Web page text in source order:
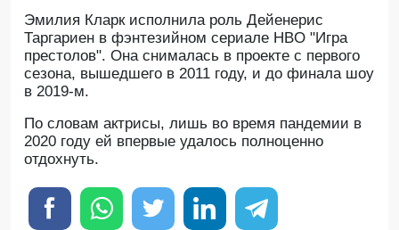
Эмилия Кларк исполнила роль Дейенерис
Таргариен в фэнтезийном сериале HBO "Игра
престолов". Она снималась в проекте с первого
сезона, вышедшего в 2011 году, и до финала шоу
в 2019-м.
По словам актрисы, лишь во время пандемии в
2020 году ей впервые удалось полноценно
отдохнуть.